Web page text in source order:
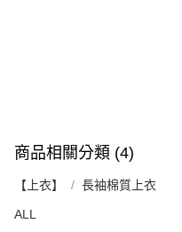
商品相關分類 (4)
【上衣】 長袖棉質上衣
ALL